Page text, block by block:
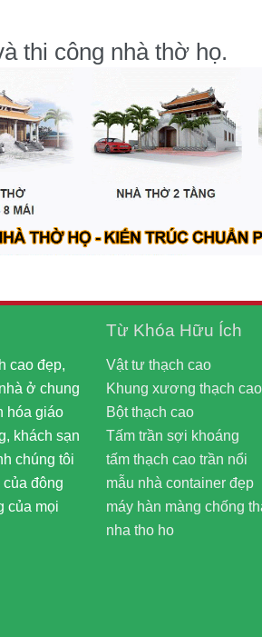
thi công nhà thờ họ.
cao đẹp,
ở chung
hóa giáo
khách sạn
chúng tôi
đông
của mọi
Từ Khóa Hữu Ích
Vật tư thạch cao
Khung xương thạch cao
Bột thạch cao
Tấm trần sợi khoáng
tấm thạch cao trần nổi
mẫu nhà container đẹp
máy hàn màng chống
nha tho ho